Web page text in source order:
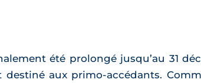
été prolongé jusqu’au 31
aux primo-accédants.